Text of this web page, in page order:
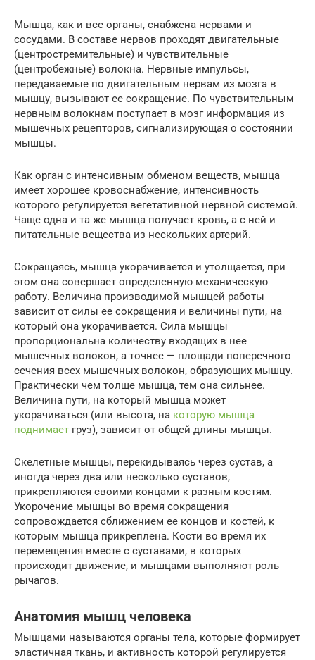
Мышца, как и все органы, снабжена нервами и
сосудами. В составе нервов проходят двигательные
(центростремительные) и чувствительные
(центробежные) волокна. Нервные импульсы,
передаваемые по двигательным нервам из мозга в
мышцу, вызывают ее сокращение. По чувствительным
нервным волокнам поступает в мозг информация из
мышечных рецепторов, сигнализирующая о состоянии
мышцы.
Как орган с интенсивным обменом веществ, мышца
имеет хорошее кровоснабжение, интенсивность
которого регулируется вегетативной нервной системой.
Чаще одна и та же мышца получает кровь, а с ней и
питательные вещества из нескольких артерий.
Сокращаясь, мышца укорачивается и утолщается, при
этом она совершает определенную механическую
работу. Величина производимой мышцей работы
зависит от силы ее сокращения и величины пути, на
который она укорачивается. Сила мышцы
пропорциональна количеству входящих в нее
мышечных волокон, а точнее — площади поперечного
сечения всех мышечных волокон, образующих мышцу.
Практически чем толще мышца, тем она сильнее.
Величина пути, на который мышца может
укорачиваться (или высота, на которую мышца
поднимает груз), зависит от общей длины мышцы.
Скелетные мышцы, перекидываясь через сустав, а
иногда через два или несколько суставов,
прикрепляются своими концами к разным костям.
Укорочение мышцы во время сокращения
сопровождается сближением ее концов и костей, к
которым мышца прикреплена. Кости во время их
перемещения вместе с суставами, в которых
происходит движение, и мышцами выполняют роль
рычагов.
Анатомия мышц человека
Мышцами называются органы тела, которые формирует
эластичная ткань, и активность которой регулируется